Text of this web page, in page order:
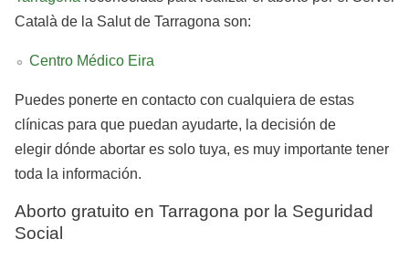
Català de la Salut de Tarragona son:
Centro Médico Eira
Puedes ponerte en contacto con cualquiera de estas
clínicas para que puedan ayudarte, la decisión de
elegir dónde abortar es solo tuya, es muy importante tener
toda la información.
Aborto gratuito en Tarragona por la Seguridad
Social